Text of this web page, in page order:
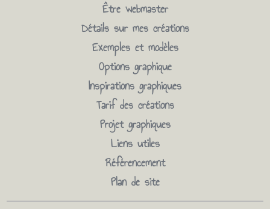
Être webmaster
Détails sur mes créations
Exemples et modèles
Options graphique
Inspirations graphiques
Tarif des créations
Projet graphiques
Liens utiles
Référencement
Plan de site